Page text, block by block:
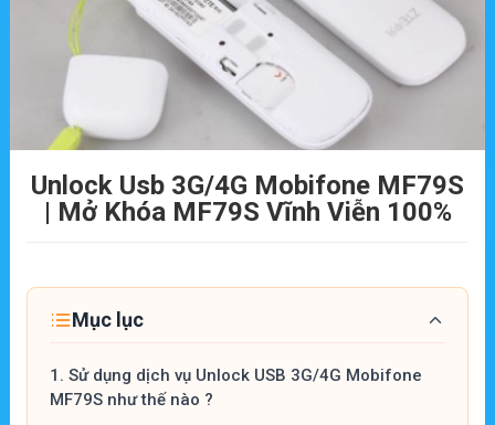
Unlock Usb 3G/4G Mobifone MF79S
| Mở Khóa MF79S Vĩnh Viễn 100%
Mục lục
1. Sử dụng dịch vụ Unlock USB 3G/4G Mobifone
MF79S như thế nào ?